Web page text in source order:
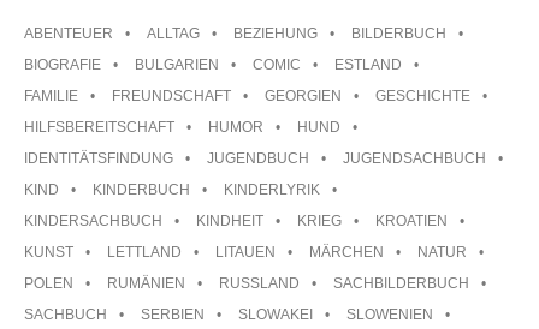
ABENTEUER ALLTAG BEZIEHUNG
BILDERBUCH
BIOGRAFIE
BULGARIEN COMIC
ESTLAND
FAMILIE
FREUNDSCHAFT GEORGIEN
GESCHICHTE
HILFSBEREITSCHAFT
HUMOR
HUND
IDENTITÄTSFINDUNG
JUGENDBUCH
JUGENDSACHBUCH
KIND
KINDERBUCH
KINDERLYRIK
KINDERSACHBUCH
KINDHEIT KRIEG
KROATIEN
KUNST
LETTLAND LITAUEN MÄRCHEN
NATUR
POLEN
RUMÄNIEN RUSSLAND
SACHBILDERBUCH
SACHBUCH
SERBIEN SLOWAKEI
SLOWENIEN